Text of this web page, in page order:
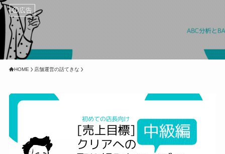
広告
HOME 店舗運営の話てきな